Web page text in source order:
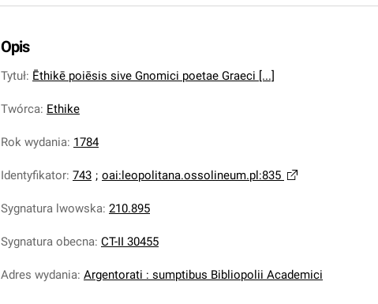
Opis
Tytuł: Ēthikē poiēsis sive Gnomici poetae Graeci [...]
Twórca: Ethike
Rok wydania: 1784
Identyfikator: 743 ; oai:leopolitana.ossolineum.pl:835
Sygnatura lwowska: 210.895
Sygnatura obecna: CT-II 30455
Adres wydania: Argentorati : sumptibus Bibliopolii Academici